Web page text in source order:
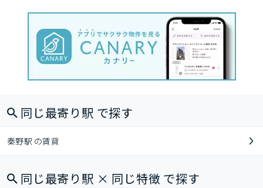
同じ最寄り駅 で探す
秦野駅 の賃貸
同じ最寄り駅 × 同じ特徴 で探す